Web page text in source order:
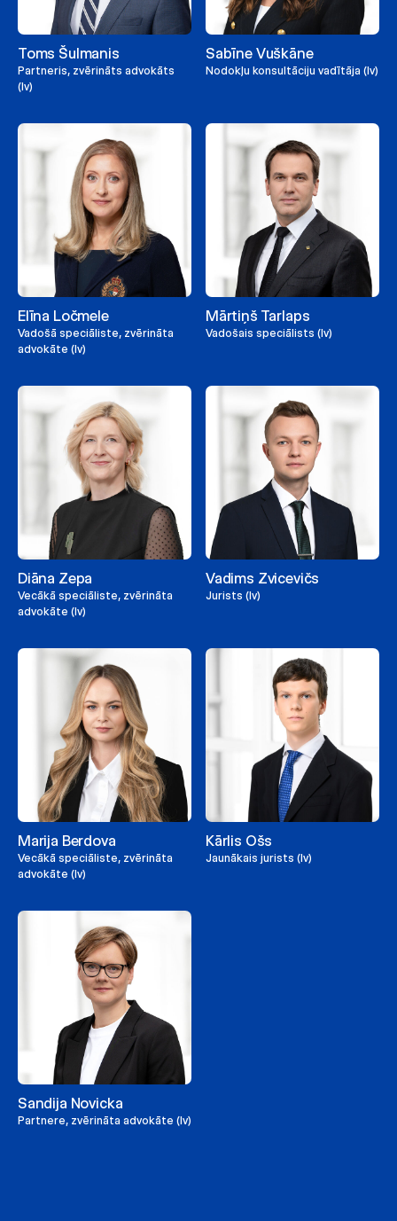
Toms Šulmanis
Partneris, zvērināts advokāts
(lv)
Sabīne Vuškāne
Nodokļu konsultāciju vadītāja (lv)
Elīna Ločmele
Vadošā speciāliste, zvērināta
advokāte (lv)
Mārtiņš Tarlaps
Vadošais speciālists (lv)
Diāna Zepa
Vecākā speciāliste, zvērināta
advokāte (lv)
Vadims Zvicevičs
Jurists (lv)
Marija Berdova
Vecākā speciāliste, zvērināta
advokāte (lv)
Kārlis Ošs
Jaunākais jurists (lv)
Sandija Novicka
Partnere, zvērināta advokāte (lv)